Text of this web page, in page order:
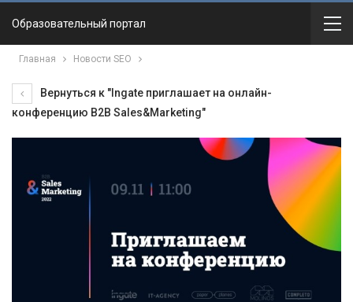
Образовательный портал
Главная Новости SEO
Вернуться к "Ingate приглашает на онлайн-
конференцию B2B Sales&Marketing"